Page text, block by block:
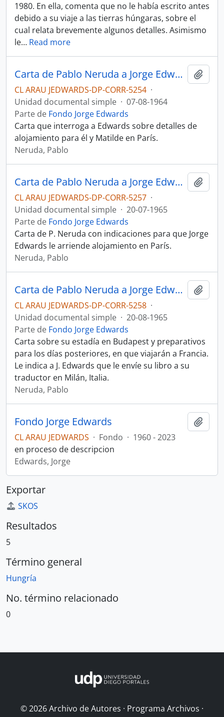
1980. En ella, comenta que no le había escrito antes
debido a su viaje a las tierras húngaras, sobre el
cual relata brevemente algunos detalles. Asimismo
le… Read more
Carta de Pablo Neruda a Jorge Edwards
CL ARAU JEDWARDS-DP-CORR-5254 ·
Unidad documental simple · 07-08-1964
Parte de Fondo Jorge Edwards
Carta que interroga a Edwards sobre detalles de
alojamiento para él y Matilde en París.
Neruda, Pablo
Carta de Pablo Neruda a Jorge Edwards
CL ARAU JEDWARDS-DP-CORR-5257 ·
Unidad documental simple · 20-07-1965
Parte de Fondo Jorge Edwards
Carta de P. Neruda con indicaciones para que Jorge
Edwards le arriende alojamiento en París.
Neruda, Pablo
Carta de Pablo Neruda a Jorge Edwards
CL ARAU JEDWARDS-DP-CORR-5258 ·
Unidad documental simple · 20-08-1965
Parte de Fondo Jorge Edwards
Carta sobre su estadía en Budapest y preparativos
para los días posteriores, en que viajarán a Francia.
Le indica a J. Edwards que le envíe su libro a su
traductor en Milán, Italia.
Neruda, Pablo
Fondo Jorge Edwards
CL ARAU JEDWARDS · Fondo · 1960 - 2023
en proceso de descripcion
Edwards, Jorge
Exportar
SKOS
Resultados
5
Término general
Hungría
No. término relacionado
0
© 2026 Archivo de Autores · Programa Archivos ·